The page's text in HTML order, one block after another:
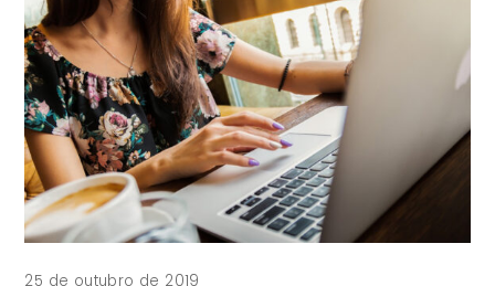
25 de outubro de 2019